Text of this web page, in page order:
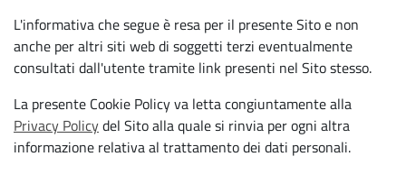
L'informativa che segue è resa per il presente Sito e non
anche per altri siti web di soggetti terzi eventualmente
consultati dall'utente tramite link presenti nel Sito stesso.
La presente Cookie Policy va letta congiuntamente alla
Privacy Policydel Sito alla quale si rinvia per ogni altra
informazione relativa al trattamento dei dati personali.